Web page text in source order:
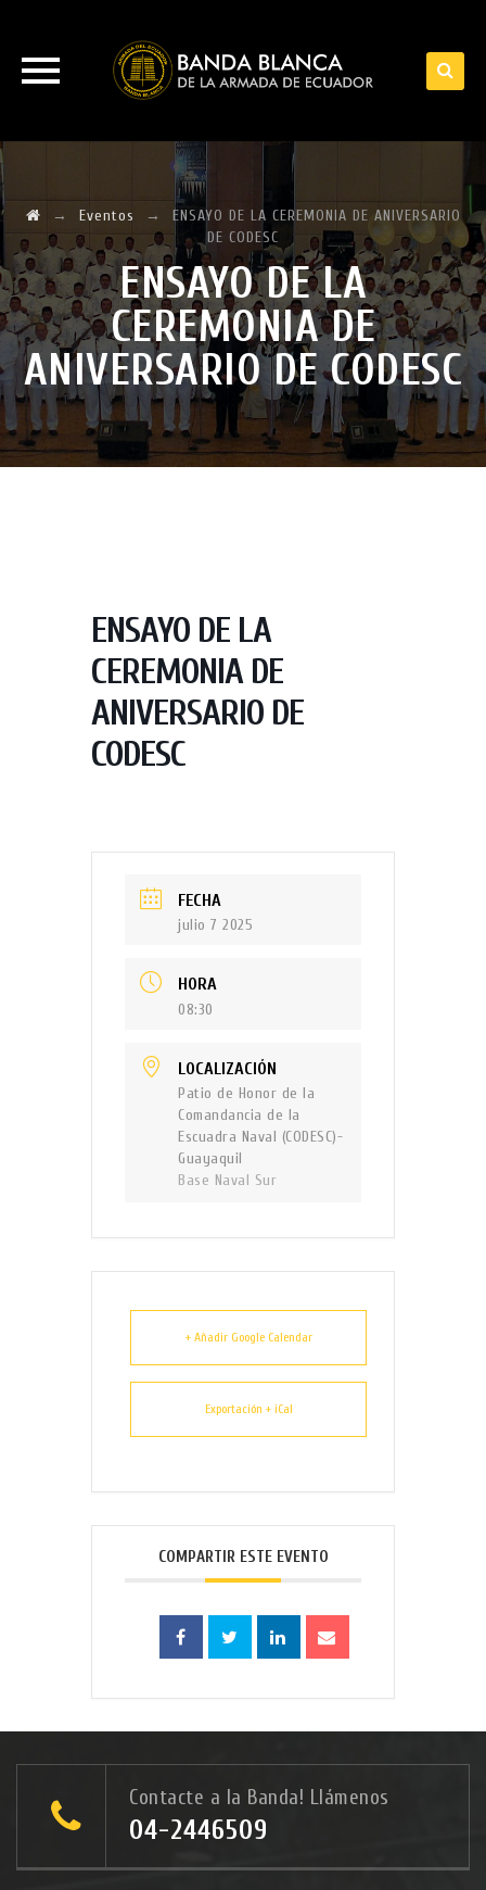
content
→ Eventos → ENSAYO DE LA CEREMONIA DE ANIVERSARIO
DE CODESC
ENSAYO DE LA
CEREMONIA DE
ANIVERSARIO DE CODESC
ENSAYO DE LA
CEREMONIA DE
ANIVERSARIO DE
CODESC
FECHA
julio 7 2025
HORA
08:30
LOCALIZACIÓN
Patio de Honor de la
Comandancia de la
Escuadra Naval (CODESC)-
Guayaquil
Base Naval Sur
+ Añadir Google Calendar
Exportación + iCal
COMPARTIR ESTE EVENTO
Contacte a la Banda! Llámenos
04-2446509